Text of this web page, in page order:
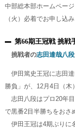
中部総本部ホームペー
（火）必着でお申し込み
第66期王冠戦 挑戦
挑戦者の志田達哉八段
伊田篤史王冠に志田
勝負」が、12月4日（木
志田八段はプロ20年
で黒番2目半勝ちをおさ
伊田王冠は4期ぶりに